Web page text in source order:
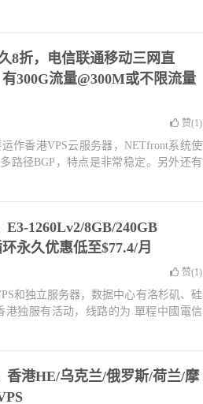
8折，电信联通移动三网直
300G流量@300M或不限流量
赞(1)
作香港VPS云服务器，NETfront系统使
路径BGP，特点是非常稳定。另外还有
1260Lv2/8GB/240GB
永久优惠低至$77.4/月
赞(1)
和独立服务器，数据中心有洛杉矶、硅
港独服有活动，线路的为 單程中國電信
香港HE/乌克兰/俄罗斯/荷兰/摩